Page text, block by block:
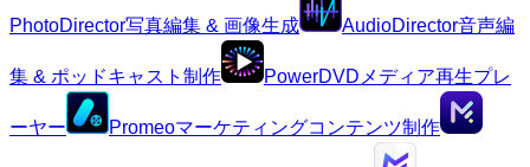
PhotoDirector写真編集 & 画像生成 AudioDirector音声編
集 & ポッドキャスト制作 PowerDVD メディア再生プレ
ーヤー Promeoマーケティングコンテンツ制作